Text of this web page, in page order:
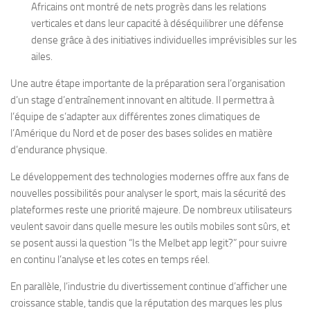
Africains ont montré de nets progrès dans les relations
verticales et dans leur capacité à déséquilibrer une défense
dense grâce à des initiatives individuelles imprévisibles sur les
ailes.
Une autre étape importante de la préparation sera l’organisation
d’un stage d’entraînement innovant en altitude. Il permettra à
l’équipe de s’adapter aux différentes zones climatiques de
l’Amérique du Nord et de poser des bases solides en matière
d’endurance physique.
Le développement des technologies modernes offre aux fans de
nouvelles possibilités pour analyser le sport, mais la sécurité des
plateformes reste une priorité majeure. De nombreux utilisateurs
veulent savoir dans quelle mesure les outils mobiles sont sûrs, et
se posent aussi la question “Is the Melbet app legit?” pour suivre
en continu l’analyse et les cotes en temps réel.
En parallèle, l’industrie du divertissement continue d’afficher une
croissance stable, tandis que la réputation des marques les plus